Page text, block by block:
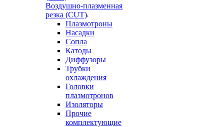
Воздушно-плазменная
резка (CUT)
Плазмотроны
Насадки
Сопла
Катоды
Диффузоры
Трубки
охлаждения
Головки
плазмотронов
Изоляторы
Прочие
комплектующие